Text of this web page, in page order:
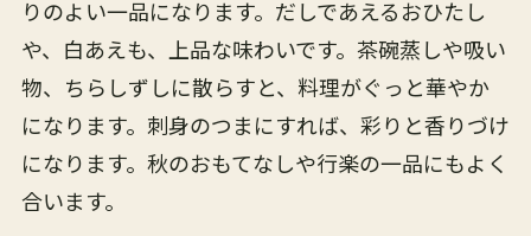
りのよい一品になります。だしであえるおひたし
や、白あえも、上品な味わいです。茶碗蒸しや吸い
物、ちらしずしに散らすと、料理がぐっと華やか
になります。刺身のつまにすれば、彩りと香りづけ
になります。秋のおもてなしや行楽の一品にもよく
合います。